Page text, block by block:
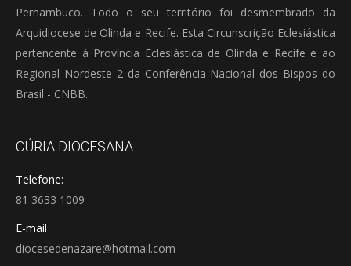
Pernambuco. Todo o seu território foi desmembrado da
Arquidiocese de Olinda e Recife. Esta Circunscrição Eclesiástica
pertencente à Província Eclesiástica de Olinda e Recife e ao
Regional Nordeste 2 da Conferência Nacional dos Bispos do
Brasil - CNBB.
CÚRIA DIOCESANA
Telefone:
81 3633 1009
E-mail
diocesedenazare@hotmail.com